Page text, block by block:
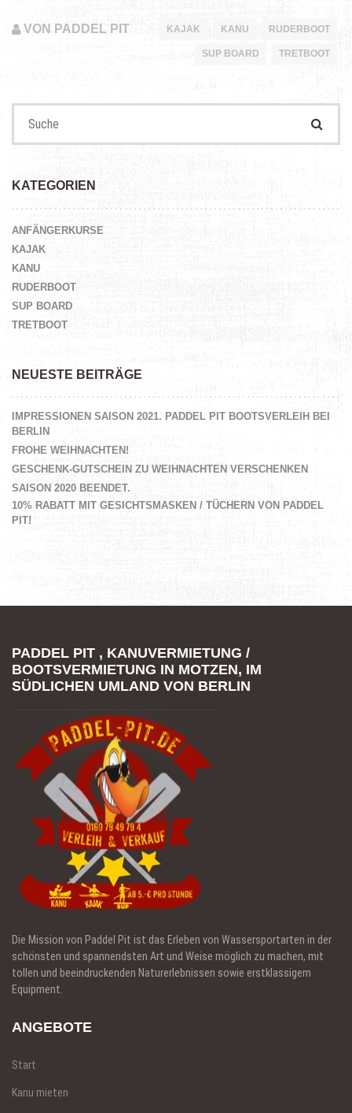
VON PADDEL PIT KAJAK KANU RUDERBOOT
SUP BOARD TRETBOOT
KATEGORIEN
ANFÄNGERKURSE
KAJAK
KANU
RUDERBOOT
SUP BOARD
TRETBOOT
NEUESTE BEITRÄGE
IMPRESSIONEN SAISON 2021. PADDEL PIT BOOTSVERLEIH BEI
BERLIN
FROHE WEIHNACHTEN!
GESCHENK-GUTSCHEIN ZU WEIHNACHTEN VERSCHENKEN
SAISON 2020 BEENDET.
10% RABATT MIT GESICHTSMASKEN / TÜCHERN VON PADDEL
PIT!
PADDEL PIT , KANUVERMIETUNG /
BOOTSVERMIETUNG IN MOTZEN, IM
SÜDLICHEN UMLAND VON BERLIN
Die Mission von Paddel Pit ist das Erleben von Wassersportarten in der
schönsten und spannendsten Art und Weise möglich zu machen, mit
tollen und beeindruckenden Naturerlebnissen sowie erstklassigem
Equipment.
ANGEBOTE
Start
Kanu mieten